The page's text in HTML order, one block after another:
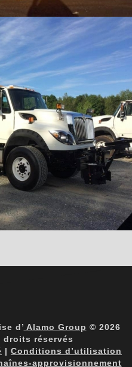
d’ Alamo Group © 2026
droits réservés
| Conditions d’utilisation
approvisionnement